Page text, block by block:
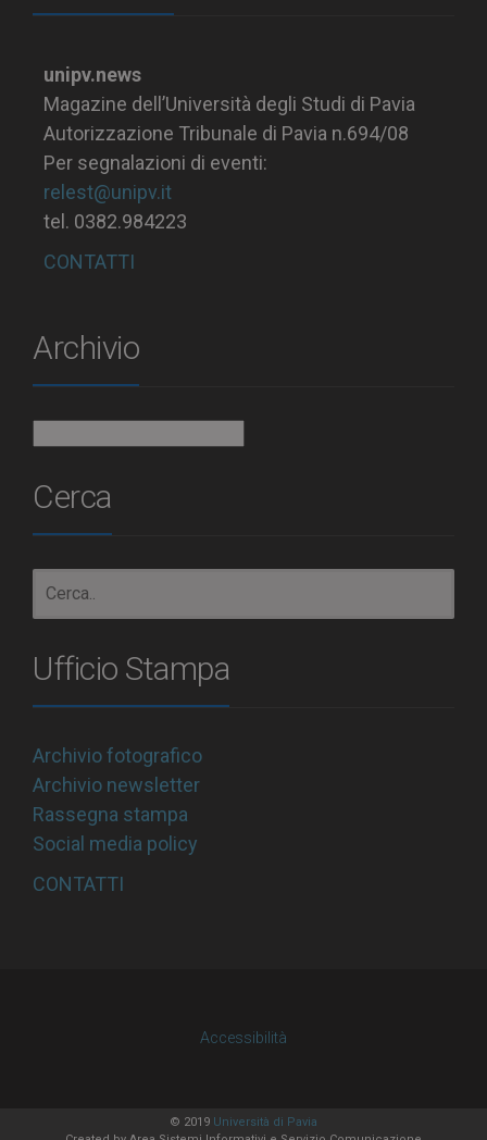
unipv.news
Magazine dell’Università degli Studi di Pavia
Autorizzazione Tribunale di Pavia n.694/08
Per segnalazioni di eventi:
relest@unipv.it
tel. 0382.984223
CONTATTI
Archivio
Cerca
Ufficio Stampa
Archivio fotografico
Archivio newsletter
Rassegna stampa
Social media policy
CONTATTI
Accessibilità
© 2019 Università di Pavia